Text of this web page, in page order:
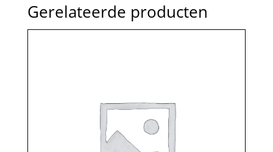
Gerelateerde producten